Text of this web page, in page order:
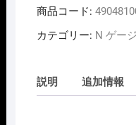
商品コード:
カテゴリー: N ゲージ
説明 追加情報